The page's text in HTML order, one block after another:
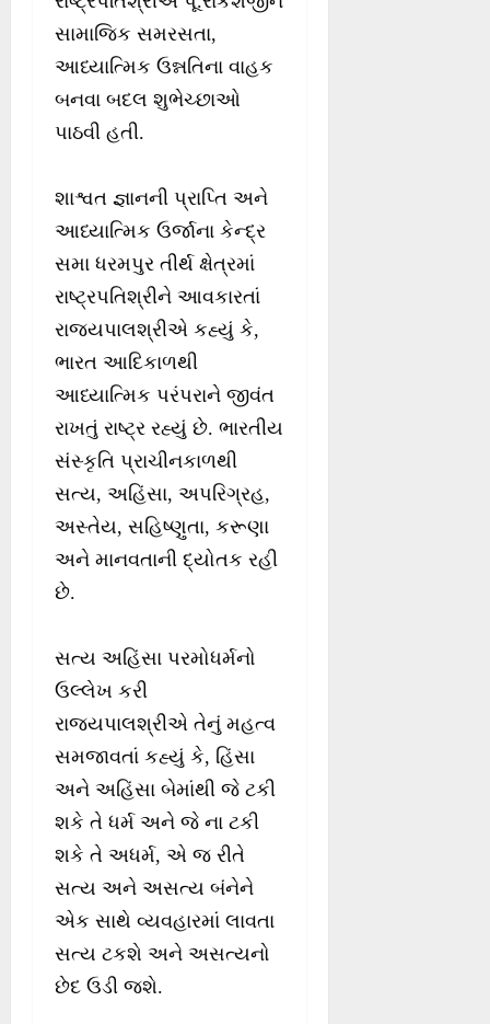
સામાજિક સમરસતા,
આધ્યાત્મિક ઉન્નતિના વાહક
બનવા બદલ શુભેચ્છાઓ
પાઠવી હતી.
શાશ્વત જ્ઞાનની પ્રાપ્તિ અને
આધ્યાત્મિક ઉર્જાના કેન્દ્ર
સમા ધરમપુર તીર્થ ક્ષેત્રમાં
રાષ્ટ્રપતિશ્રીને આવકારતાં
રાજ્યપાલશ્રીએ કહ્યું કે,
ભારત આદિકાળથી
આધ્યાત્મિક પરંપરાને જીવંત
રાખતું રાષ્ટ્ર રહ્યું છે. ભારતીય
સંસ્કૃતિ પ્રાચીનકાળથી
સત્ય, અહિંસા, અપરિગ્રહ,
અસ્તેય, સહિષ્ણુતા, કરૂણા
અને માનવતાની દ્યોતક રહી
છે.
સત્ય અહિંસા પરમોધર્મનો
ઉલ્લેખ કરી
રાજ્યપાલશ્રીએ તેનું મહત્વ
સમજાવતાં કહ્યું કે, હિંસા
અને અહિંસા બેમાંથી જે ટકી
શકે તે ધર્મ અને જે ના ટકી
શકે તે અધર્મ, એ જ રીતે
સત્ય અને અસત્ય બંનેને
એક સાથે વ્યવહારમાં લાવતા
સત્ય ટકશે અને અસત્યનો
છેદ ઉડી જશે.